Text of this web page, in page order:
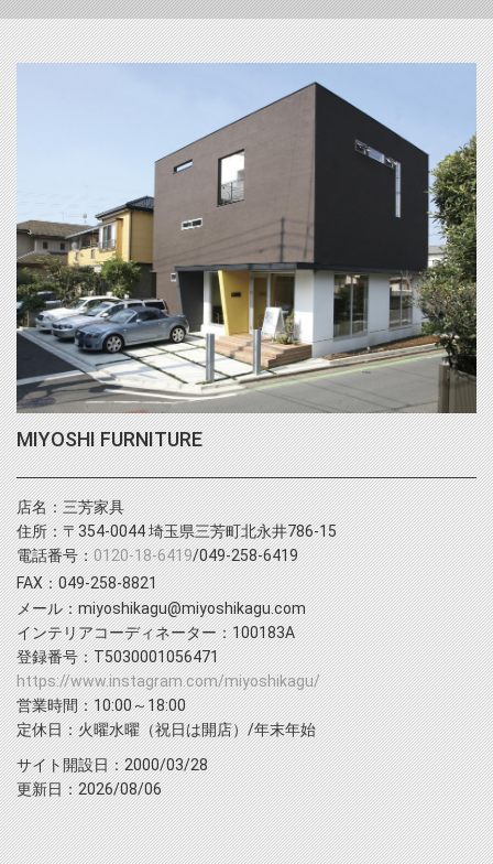
MIYOSHI FURNITURE
店名：三芳家具
住所：〒354-0044 埼玉県三芳町北永井786-15
電話番号：0120-18-6419/049-258-6419
FAX：049-258-8821
メール：miyoshikagu@miyoshikagu.com
インテリアコーディネーター：100183A
登録番号：T5030001056471
https://www.instagram.com/miyoshikagu/
営業時間：10:00～18:00
定休日：火曜水曜（祝日は開店）/年末年始
サイト開設日：2000/03/28
更新日：2026/08/06